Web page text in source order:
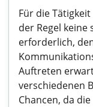
Für die
der Regel
erforderlich,
Auftreten
verschiedenen
Chancen, da